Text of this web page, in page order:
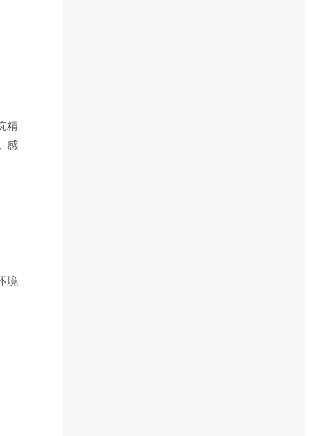
精
感
境